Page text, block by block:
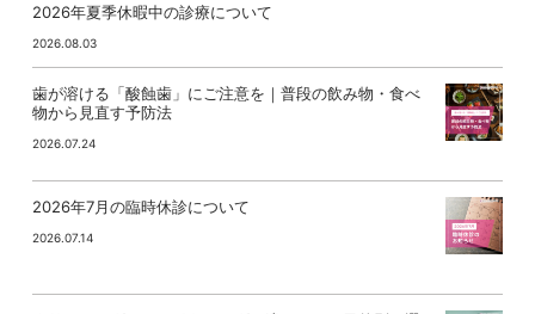
2026年夏季休暇中の診療について
2026.08.03
歯が溶ける「酸蝕歯」にご注意を｜普段の飲み物・食べ
物から見直す予防法
2026.07.24
2026年7月の臨時休診について
2026.07.14